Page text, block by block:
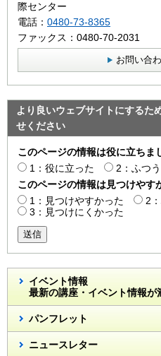
際センター
電話： 0480-73-8365
ファックス：0480-70-2031
お問い合
より良いウェブサイトにするた
せください
このページの情報は役に立ちま
1：役に立った
2：ふつう
このページの情報は見つけやす
1：見つけやすかった
2
3：見つけにくかった
送信
イベント情報
最新の講座・イベント情報が
パンフレット
ニュースレター